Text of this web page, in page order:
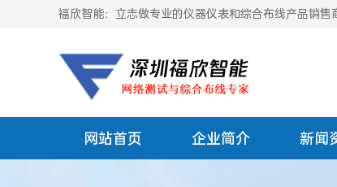
福欣智能：立志做专业的仪器仪表和综合布线产品销售
网站首页 企业简介 新闻